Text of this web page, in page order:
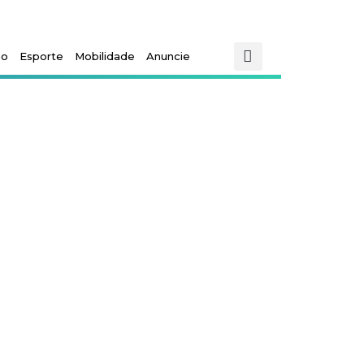
Esporte Mobilidade Anuncie